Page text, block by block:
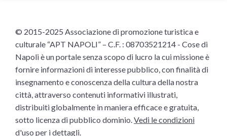
© 2015-2025 Associazione di promozione turistica e
culturale “APT NAPOLI” – C.F. : 08703521214 - Cose di
Napoli è un portale senza scopo di lucro la cui missione è
fornire informazioni di interesse pubblico, con finalità di
insegnamento e conoscenza della cultura della nostra
città, attraverso contenuti informativi illustrati,
distribuiti globalmente in maniera efficace e gratuita,
sotto licenza di pubblico dominio.Vedi le condizioni
d'uso per i dettagli.